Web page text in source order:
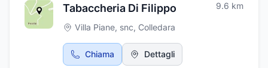
Tabaccheria Di Filippo 9.6 km
Villa Piane, snc, Colledara
Chiama Dettagli